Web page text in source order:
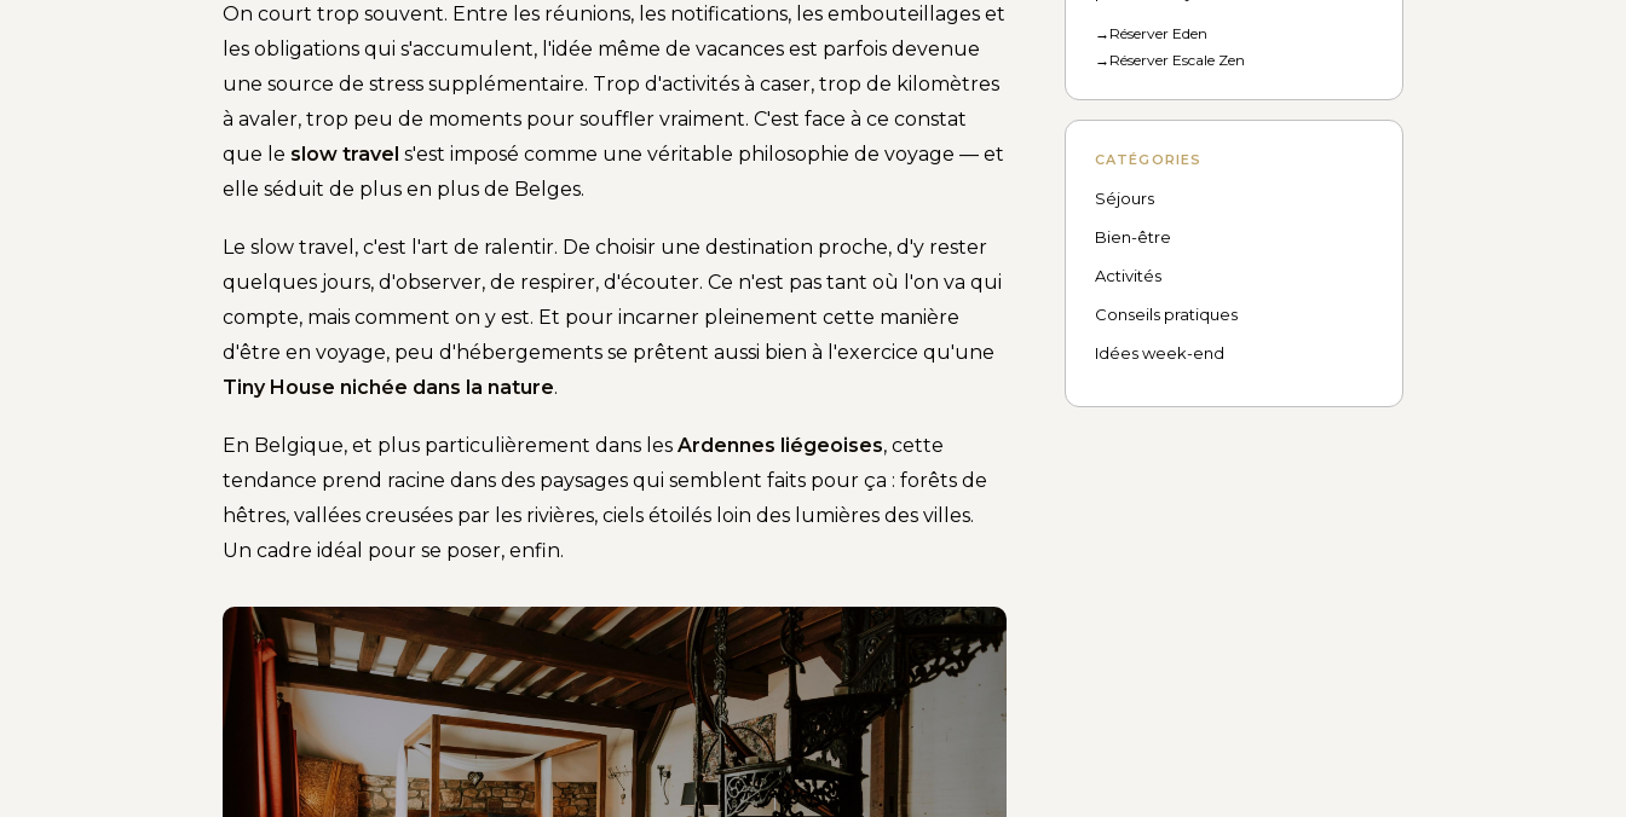
On court trop souvent. Entre les réunions, les notifications, les embouteillages et
les obligations qui s'accumulent, l'idée même de vacances est parfois devenue
une source de stress supplémentaire. Trop d'activités à caser, trop de kilomètres
à avaler, trop peu de moments pour souffler vraiment. C'est face à ce constat
que le slow travel s'est imposé comme une véritable philosophie de voyage — et
elle séduit de plus en plus de Belges.
Le slow travel, c'est l'art de ralentir. De choisir une destination proche, d'y rester
quelques jours, d'observer, de respirer, d'écouter. Ce n'est pas tant où l'on va qui
compte, mais comment on y est. Et pour incarner pleinement cette manière
d'être en voyage, peu d'hébergements se prêtent aussi bien à l'exercice qu'une
Tiny House nichée dans la nature.
En Belgique, et plus particulièrement dans les Ardennes liégeoises, cette
tendance prend racine dans des paysages qui semblent faits pour ça : forêts de
hêtres, vallées creusées par les rivières, ciels étoilés loin des lumières des villes.
Un cadre idéal pour se poser, enfin.
→ Réserver Eden
→ Réserver Escale Zen
CATÉGORIES
Séjours
Bien-être
Activités
Conseils pratiques
Idées week-end